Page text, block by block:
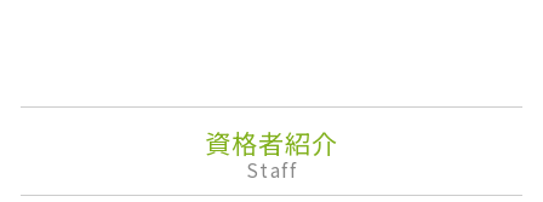
生命保険 相続税
準確定申告 書き方
贈与税 申告
物的納税責任
副業 確定申告 いくらから
無申告加算税
決算報告書
企業会計
資格者紹介
Staff